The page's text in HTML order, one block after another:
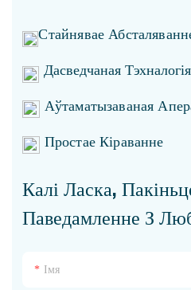
Стайнявае
Дасведчаная Тэхналогія
Аўтаматызаваная
Простае Кіраванне
Калі Ласка,
Паведамленне З
Імя